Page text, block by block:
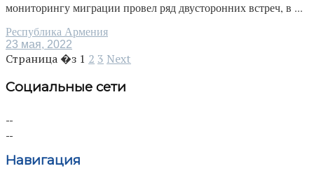
мониторингу миграции провел ряд двусторонних встреч, в ...
Республика Армения
23 мая, 2022
Страница �з 1 2 3 Next
Социальные сети
Навигация